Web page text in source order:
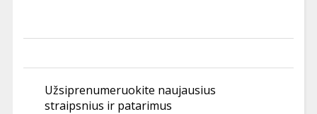
Užsiprenumeruokite naujausius
straipsnius ir patarimus